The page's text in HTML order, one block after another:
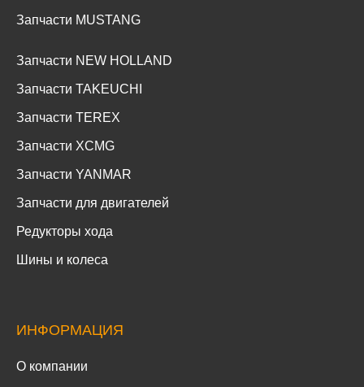
Запчасти MUSTANG
Запчасти NEW HOLLAND
Запчасти TAKEUCHI
Запчасти TEREX
Запчасти XCMG
Запчасти YANMAR
Запчасти для двигателей
Редукторы хода
Шины и колеса
ИНФОРМАЦИЯ
О компании